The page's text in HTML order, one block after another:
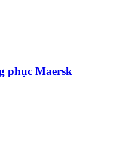
phục Maersk